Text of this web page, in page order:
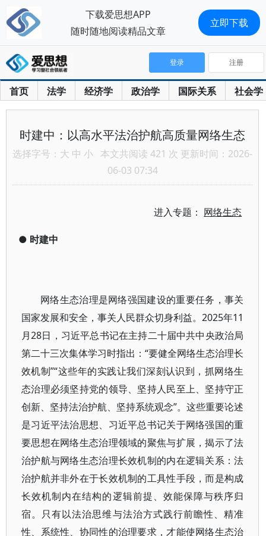
首页 法学 经济学 政治学 国际关系 社会学
登录 注册
时建中：以高水平法治护航高质量网络生态
选择字号： 大 中 小 本文共阅读 421 次 更新时间：2026-
06-03 07:34
进入专题： 网络生态
● 时建中
网络生态治理是网络强国建设的重要任务，事关
国家发展和安全，事关人民群众切身利益。2025年11
月28日，习近平总书记在主持二十届中共中央政治局
第二十三次集体学习时指出：“要健全网络生态治理长
效机制”“这些年的实践让我们深刻认识到，抓网络生
态治理必须坚持党的领导、坚持人民至上、坚持守正
创新、坚持法治护航、坚持系统观念”。这些重要论述
是习近平法治思想、习近平总书记关于网络强国的重
要思想在网络生态治理领域的聚焦与扩展，揭示了法
治护航与网络生态治理长效机制的内在逻辑关系：法
治护航并非外在于长效机制的工具性手段，而是构成
长效机制内在结构的逻辑前提、效能保障与秩序归
宿。只有以法治思维与法治方式践行前瞻性、精准
性、系统性、协同性的治理要求，才能使网络生态治
下载爱思想APP
随时随地阅读精品文章
立即下载